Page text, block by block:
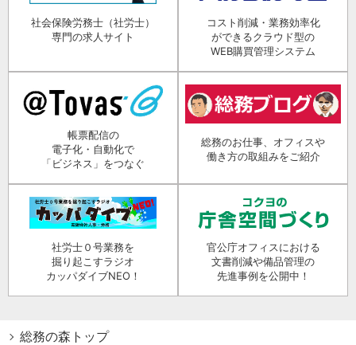
社会保険労務士（社労士）
専門の求人サイト
コスト削減・業務効率化
ができるクラウド型の
WEB購買管理システム
帳票配信の
電子化・自動化で
「ビジネス」をつなぐ
総務のお仕事、オフィスや
働き方の取組みをご紹介
社労士０号業務を
掘り起こすラジオ
カッパダイブNEO！
官公庁オフィスにおける
文書削減や備品管理の
先進事例を公開中！
総務の森トップ